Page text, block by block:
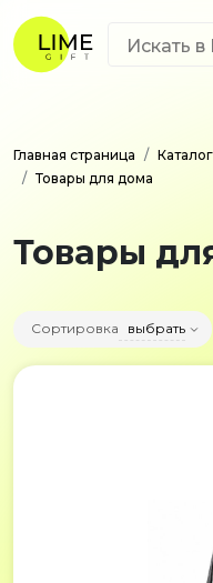
Главная страница Каталог
Товары для дома
Товары
Сортировка выбрать